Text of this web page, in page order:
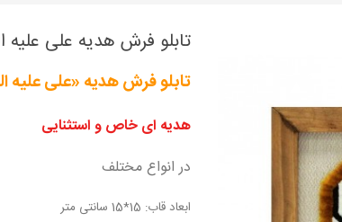
تابلو فرش هدیه علی علیه
تابلو فرش هدیه «علی علیه
هدیه ای خاص و استثنایی
در انواع مختلف
ابعاد قاب: 15*15 سانتی متر